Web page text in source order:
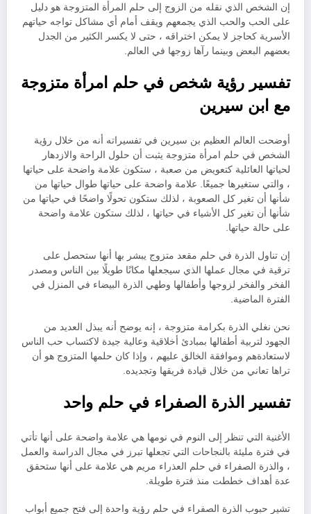
إن الشخص الذي نقله من الزوج إلى حلم المرأة المتزوجة هو دليل
على الحب والحب الذي يجمعهم ويقف أمام أي مشاكل تواجه حياتهم
الأسرية كحاجز لا يمكن اختراقه ، حتى لا يكسر الكثير من الجدل
بعضهم البعض وبينما رآها زوجها في العالم.
تفسير رؤية شخص في حلم امرأة متزوجة
مع ابن سيرين
أوضحت العالم العظيم بن سيرين في تفسيراته أنه من خلال رؤية
الشخص في حلم امرأة متزوجة يثبت أن حلول الراحة والازدهار
لحياتها العائلية كتعويض من صعبة ، ستكون علامة واضحة على حياتها
، والتي ستغيرها جميعًا. علامة واضحة على حياتها طوال حياتها من
شأنها أن تغير كل الصعوبة ، لذلك ستكون تحولًا واضحًا في حياتها من
شأنها أن تغير كل الأشياء في حياتها ، لذلك ستكون علامة واضحة
على حالة حياتها.
إن تناول الذرة في حلم مقعد متزوج يبشر بها أنها ستحصل على
ترقية في مجال عملها الذي سيجعلها مكانًا طويلًا بين الناس ومصدر
الفخر والفخر لزوجها وأطفالها وطهي الذرة البيضاء في المنزل في
الفترة الماضية.
نحن نغلي الذرة بكرامة متزوجة ، إنه يوضح أنه يبذل العديد من
الجهود لتربية أطفالها بمبادئ أخلاقية وعالية جيدة لاكتساب حب الناس
لاستعادةهم وموافقة الخالق عليهم ، وإذا كان حلمها المتزوج هو أن
تراها تعاني من خلال قيادة فريقها وتجديده.
تفسير الذرة الصفراء في حلم واحد
الأغنية التي تنظر إلى النوم في نومها هي علامة واضحة على أنها تأتي
في فترة مليئة بالنجاحات التي تجعلها تبرز في مجال الدراسة والعمل
، والذرة الصفراء في حلم العذراء مريم هي علامة على أنها ستحقق
عدة أهداف خططت منذ فترة طويلة.
تشير حبوب الذرة الصفراء في حلم رؤية واحدة إلى فتح جميع أبواب